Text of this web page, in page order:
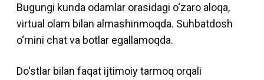
Bugungi kunda odamlar orasidagi o‘zaro aloqa,
virtual olam bilan almashinmoqda. Suhbatdosh
o‘rnini chat va botlar egallamoqda.
Do‘stlar bilan faqat ijtimoiy tarmoq orqali